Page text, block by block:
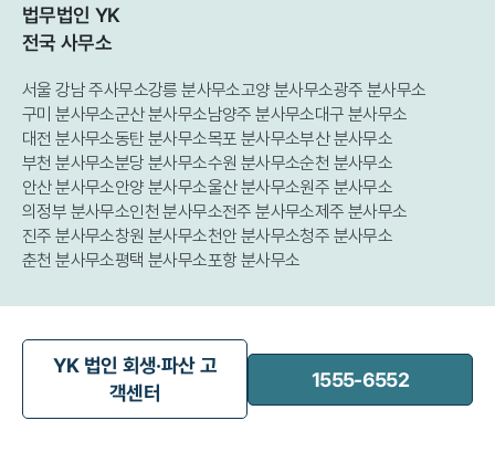
법무법인 YK
전국 사무소
서울 강남 주사무소강릉 분사무소고양 분사무소광주 분사무소
구미 분사무소군산 분사무소남양주 분사무소대구 분사무소
대전 분사무소동탄 분사무소목포 분사무소부산 분사무소
부천 분사무소분당 분사무소수원 분사무소순천 분사무소
안산 분사무소안양 분사무소울산 분사무소원주 분사무소
의정부 분사무소인천 분사무소전주 분사무소제주 분사무소
진주 분사무소창원 분사무소천안 분사무소청주 분사무소
춘천 분사무소평택 분사무소포항 분사무소
YK 법인 회생·파산 고
객센터
1555-6552